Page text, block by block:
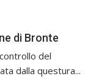
di Bronte
del
dalla questura...